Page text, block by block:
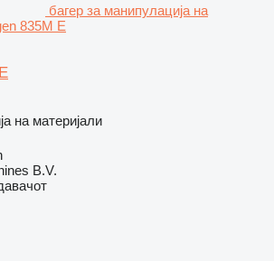
багер за манипулација на
835M E
на материјали
B.V.